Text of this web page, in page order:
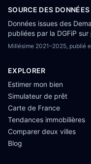
SOURCE DES DONNÉES
Données issues des
publiées par la DGFiP sur
Millésime 2021–2025, publié
EXPLORER
Estimer mon bien
Simulateur de prêt
Carte de France
Tendances immobilières
Comparer deux villes
Blog